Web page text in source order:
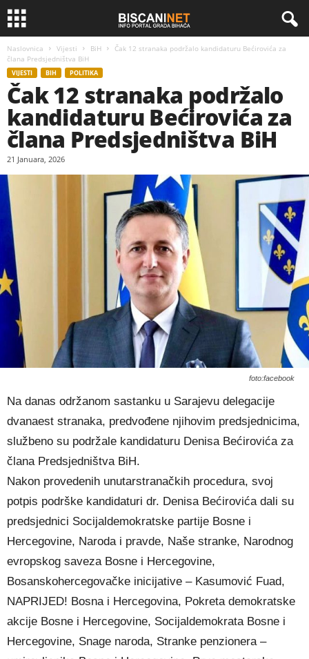
Naslovnica Vijesti BiH
Čak 12 stranaka podržalo kandidaturu Bećirovića za
člana Predsjedništva BiH
VIJESTI BIH POLITIKA
Čak 12 stranaka podržalo
kandidaturu Bećirovića za
člana Predsjedništva BiH
21 Januara, 2026
foto:facebook
Na danas održanom sastanku u Sarajevu delegacije
dvanaest stranaka, predvođene njihovim predsjednicima,
službeno su podržale kandidaturu Denisa Bećirovića za
člana Predsjedništva BiH.
Nakon provedenih unutarstranačkih procedura, svoj
potpis podrške kandidaturi dr. Denisa Bećirovića dali su
predsjednici Socijaldemokratske partije Bosne i
Hercegovine, Naroda i pravde, Naše stranke, Narodnog
evropskog saveza Bosne i Hercegovine,
Bosanskohercegovačke inicijative – Kasumović Fuad,
NAPRIJED! Bosna i Hercegovina, Pokreta demokratske
akcije Bosne i Hercegovine, Socijaldemokrata Bosne i
Hercegovine, Snage naroda, Stranke penzionera –